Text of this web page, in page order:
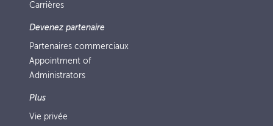
Carrières
Devenez partenaire
Partenaires commerciaux
Appointment of
Administrators
Plus
Vie privée